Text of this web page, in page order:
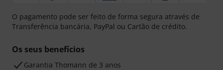
O pagamento pode ser feito de forma segura através de
Transferência bancária, PayPal ou Cartão de crédito.
Os seus benefícios
Garantia Thomann de 3 anos